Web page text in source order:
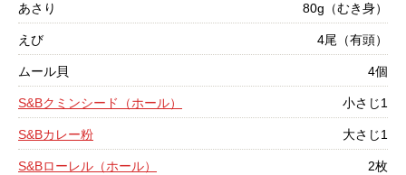
あさり 80g（むき身）
えび 4尾（有頭）
ムール貝 4個
S&Bクミンシード（ホール） 小さじ1
S&Bカレー粉 大さじ1
S&Bローレル（ホール） 2枚